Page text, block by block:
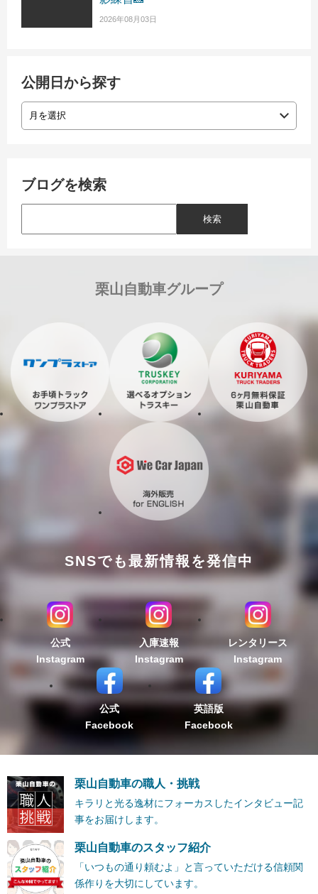
2026年08月03日
公開日から探す
ブログを検索
栗山自動車グループ
SNSでも最新情報を発信中
公式
Instagram
入庫速報
Instagram
レンタリース
Instagram
公式
Facebook
英語版
Facebook
栗山自動車の職人・挑戦
キラリと光る逸材にフォーカスしたインタビュー記
事をお届けします。
栗山自動車のスタッフ紹介
「いつもの通り頼むよ」と言っていただける信頼関
係作りを大切にしています。